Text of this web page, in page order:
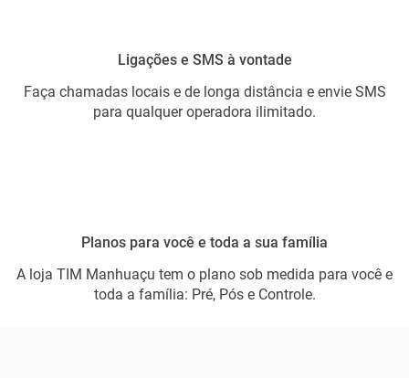
Ligações e SMS à vontade
Faça chamadas locais e de longa distância e envie SMS
para qualquer operadora ilimitado.
Planos para você e toda a sua família
A loja TIM Manhuaçu tem o plano sob medida para você e
toda a família: Pré, Pós e Controle.